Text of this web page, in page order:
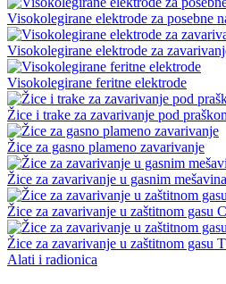
Visokolegirane elektrode za posebne
Visokolegirane elektrode za
Visokolegirane feritne elektrode
Žice i trake za zavarivanje pod
Žice za gasno plameno zavarivanje
Žice za zavarivanje u gasnim
Žice za zavarivanje u zaštitnom gasu
Žice za zavarivanje u zaštitnom gasu
Alati i radionica